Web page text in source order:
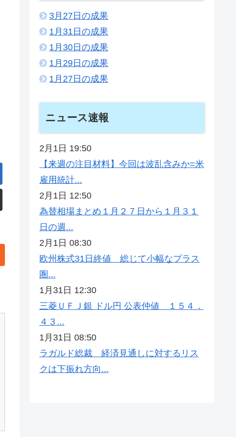
3月27日の成果
1月31日の成果
1月30日の成果
1月29日の成果
1月27日の成果
ニュース速報
2月1日 19:50
【来週の注目材料】今回は波乱含みか=米
雇用統計...
2月1日 12:50
為替相場まとめ１月２７日から１月３１
日の週...
2月1日 08:30
欧州株式31日終値 総じて小幅なプラス
圏...
1月31日 12:30
三菱ＵＦＪ銀 ドル円 公表仲値 １５４．
４３...
1月31日 08:50
ラガルド総裁 経済見通しに対するリス
クは下振れ方向...